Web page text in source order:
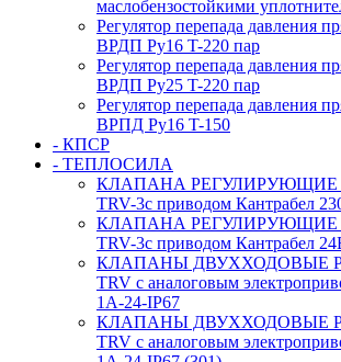
маслобензостойкими
Регулятор перепада давления
ВРДП Ру16 T-220 пар
Регулятор перепада давления
ВРДП Ру25 T-220 пар
Регулятор перепада давления
ВРПД Ру16 T-150
- КПСР
- ТЕПЛОСИЛА
КЛАПАНА РЕГУЛИРУЮЩИЕ
TRV-3с приводом Кантрабел
КЛАПАНА РЕГУЛИРУЮЩИЕ
TRV-3с приводом Кантрабел
КЛАПАНЫ ДВУХХОДОВЫЕ
TRV с аналоговым
1А-24-IP67
КЛАПАНЫ ДВУХХОДОВЫЕ
TRV с аналоговым